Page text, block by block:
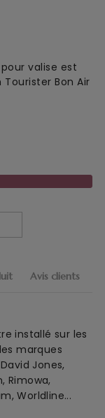
Avis clients
installé sur les
marques
Jones,
Rimowa,
Worldline...
valise est
Bon Air